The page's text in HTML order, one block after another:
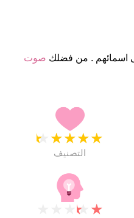
صوت
★
★
★
★
★
التصنيف
★
★